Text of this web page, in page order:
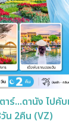
าร์...ดานัง ไปคั
น 2คืน (VZ)